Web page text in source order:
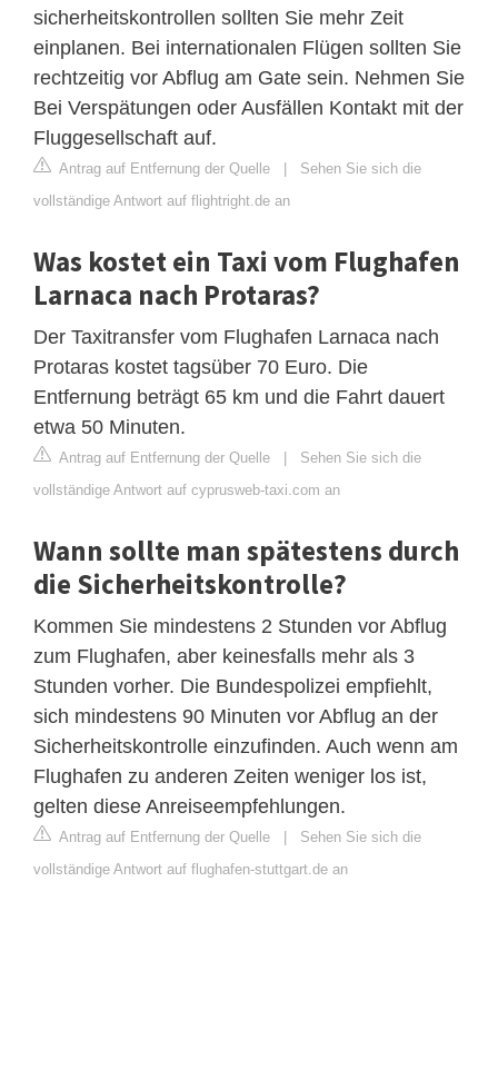
sicherheitskontrollen sollten Sie mehr Zeit
einplanen. Bei internationalen Flügen sollten Sie
rechtzeitig vor Abflug am Gate sein. Nehmen Sie
Bei Verspätungen oder Ausfällen Kontakt mit der
Fluggesellschaft auf.
Antrag auf Entfernung der Quelle | Sehen Sie sich die
vollständige Antwort auf flightright.de an
Was kostet ein Taxi vom Flughafen
Larnaca nach Protaras?
Der Taxitransfer vom Flughafen Larnaca nach
Protaras kostet tagsüber 70 Euro. Die
Entfernung beträgt 65 km und die Fahrt dauert
etwa 50 Minuten.
Antrag auf Entfernung der Quelle | Sehen Sie sich die
vollständige Antwort auf cyprusweb-taxi.com an
Wann sollte man spätestens durch
die Sicherheitskontrolle?
Kommen Sie mindestens 2 Stunden vor Abflug
zum Flughafen, aber keinesfalls mehr als 3
Stunden vorher. Die Bundespolizei empfiehlt,
sich mindestens 90 Minuten vor Abflug an der
Sicherheitskontrolle einzufinden. Auch wenn am
Flughafen zu anderen Zeiten weniger los ist,
gelten diese Anreiseempfehlungen.
Antrag auf Entfernung der Quelle | Sehen Sie sich die
vollständige Antwort auf flughafen-stuttgart.de an